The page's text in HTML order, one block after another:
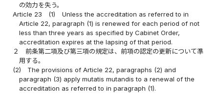
の効力を失う。
Article 23
(1)
Unless the accreditation as referred to in
Article 22, paragraph (1) is renewed for each period of not
less than three years as specified by Cabinet Order,
accreditation expires at the lapsing of that period.
２
前条第二項及び第三項の規定は、前項の認定の更新について準
用する。
(2)
The provisions of Article 22, paragraphs (2) and
paragraph (3) apply mutatis mutandis to a renewal of the
accreditation as referred to in paragraph (1).